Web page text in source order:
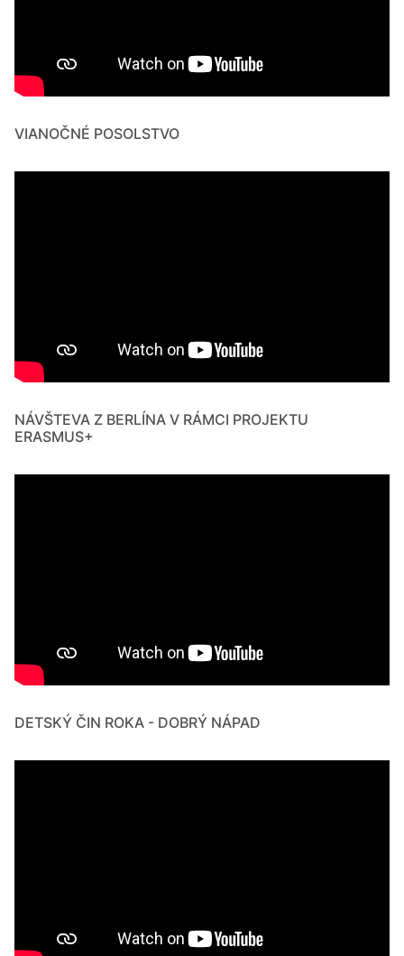
VIANOČNÉ POSOLSTVO
NÁVŠTEVA Z BERLÍNA V RÁMCI PROJEKTU
ERASMUS+
DETSKÝ ČIN ROKA - DOBRÝ NÁPAD